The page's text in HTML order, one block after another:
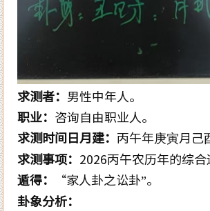
求测者： 男性中年人。
职业： 咨询自由职业人。
求测时间日月建： 丙午年庚寅月己
求测事项： 2026丙午农历年的综合
遁得：
“家人卦之讼卦”。
卦象分析：